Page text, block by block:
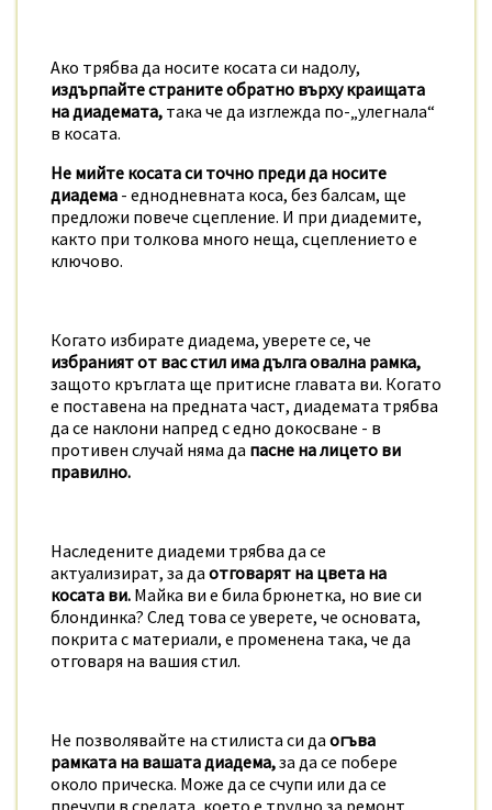
Ако трябва да носите косата си надолу,
издърпайте страните обратно върху краищата
на диадемата, така че да изглежда по-„улегнала“
в косата.
Не мийте косата си точно преди да носите
диадема - еднодневната коса, без балсам, ще
предложи повече сцепление. И при диадемите,
както при толкова много неща, сцеплението е
ключово.
Когато избирате диадема, уверете се, че
избраният от вас стил има дълга овална рамка,
защото кръглата ще притисне главата ви. Когато
е поставена на предната част, диадемата трябва
да се наклони напред с едно докосване - в
противен случай няма да пасне на лицето ви
правилно.
Наследените диадеми трябва да се
актуализират, за да отговарят на цвета на
косата ви. Майка ви е била брюнетка, но вие си
блондинка? След това се уверете, че основата,
покрита с материали, е променена така, че да
отговаря на вашия стил.
Не позволявайте на стилиста си да огъва
рамката на вашата диадема,за да се побере
около прическа. Може да се счупи или да се
пречупи в средата, което е трудно за ремонт.